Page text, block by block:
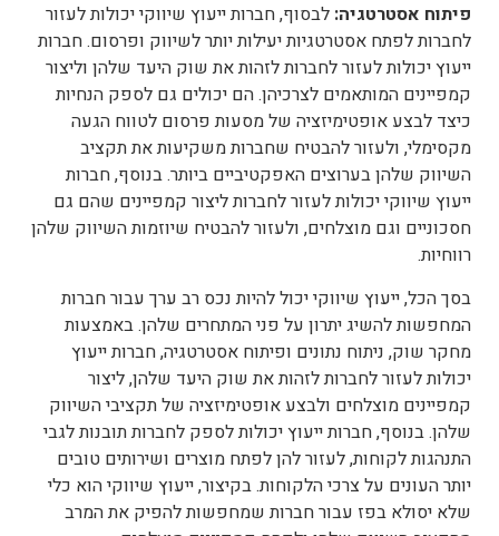
פיתוח אסטרטגיה: לבסוף, חברות ייעוץ שיווקי יכולות לעזור
לחברות לפתח אסטרטגיות יעילות יותר לשיווק ופרסום. חברות
ייעוץ יכולות לעזור לחברות לזהות את שוק היעד שלהן וליצור
קמפיינים המותאמים לצרכיהן. הם יכולים גם לספק הנחיות
כיצד לבצע אופטימיזציה של מסעות פרסום לטווח הגעה
מקסימלי, ולעזור להבטיח שחברות משקיעות את תקציב
השיווק שלהן בערוצים האפקטיביים ביותר. בנוסף, חברות
ייעוץ שיווקי יכולות לעזור לחברות ליצור קמפיינים שהם גם
חסכוניים וגם מוצלחים, ולעזור להבטיח שיוזמות השיווק שלהן
רווחיות.
בסך הכל, ייעוץ שיווקי יכול להיות נכס רב ערך עבור חברות
המחפשות להשיג יתרון על פני המתחרים שלהן. באמצעות
מחקר שוק, ניתוח נתונים ופיתוח אסטרטגיה, חברות ייעוץ
יכולות לעזור לחברות לזהות את שוק היעד שלהן, ליצור
קמפיינים מוצלחים ולבצע אופטימיזציה של תקציבי השיווק
שלהן. בנוסף, חברות ייעוץ יכולות לספק לחברות תובנות לגבי
התנהגות לקוחות, לעזור להן לפתח מוצרים ושירותים טובים
יותר העונים על צרכי הלקוחות. בקיצור, ייעוץ שיווקי הוא כלי
שלא יסולא בפז עבור חברות שמחפשות להפיק את המרב